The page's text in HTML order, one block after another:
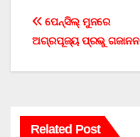
Post
navigation
ପେନ୍‌ସିଲ୍ ମୁନରେ
ଅଗ୍ରପୂଜ୍ୟ ପ୍ରଭୁ ଗଜାନନ
Related Post